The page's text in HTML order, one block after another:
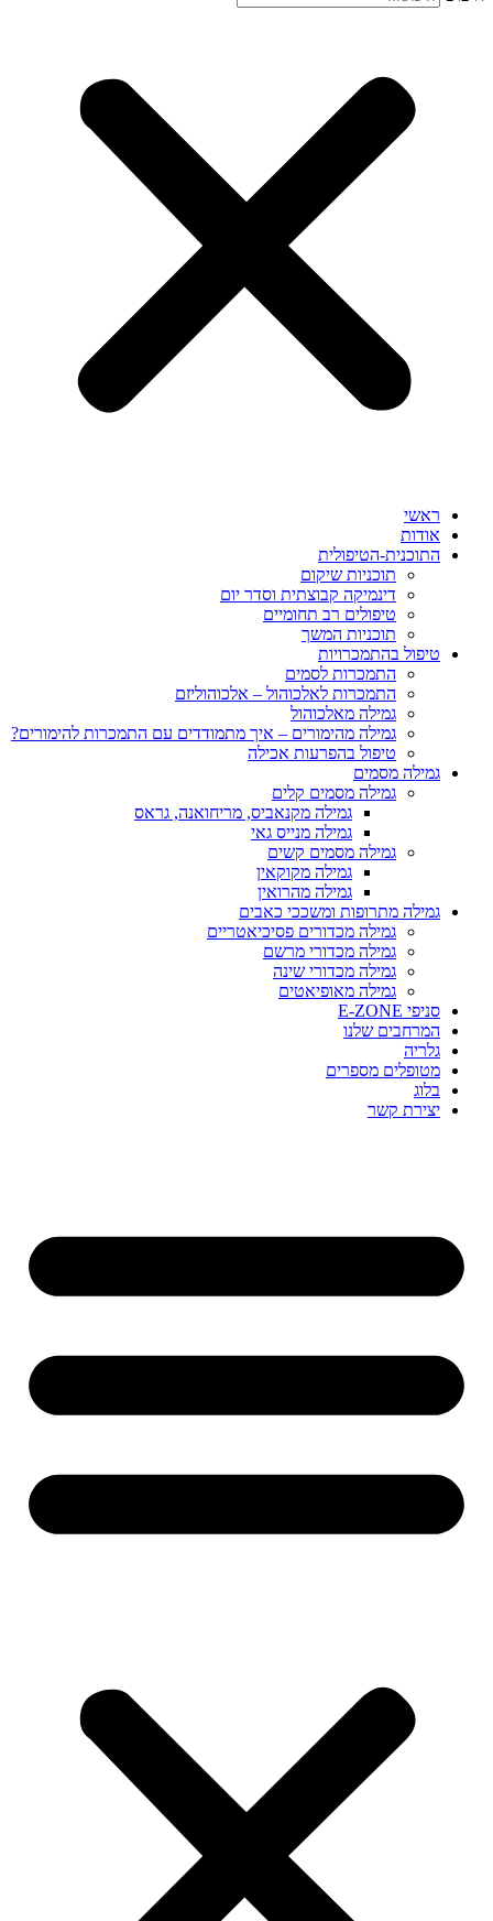
ראשי
אודות
התוכנית-הטיפולית
תוכניות שיקום
דינמיקה קבוצתית וסדר יום
טיפולים רב תחומיים
תוכניות המשך
טיפול בהתמכרויות
התמכרות לסמים
התמכרות לאלכוהול – אלכוהוליזם
גמילה מאלכוהול
גמילה מהימורים – איך מתמודדים עם התמכרות להימורים?
טיפול בהפרעות אכילה
גמילה מסמים
גמילה מסמים קלים
גמילה מקנאביס, מריחואנה, גראס
גמילה מנייס גאי
גמילה מסמים קשים
גמילה מקוקאין
גמילה מהרואין
גמילה מתרופות ומשככי כאבים
גמילה מכדורים פסיכיאטריים
גמילה מכדורי מרשם
גמילה מכדורי שינה
גמילה מאופיאטים
סניפי E-ZONE
המרחבים שלנו
גלריה
מטופלים מספרים
בלוג
יצירת קשר